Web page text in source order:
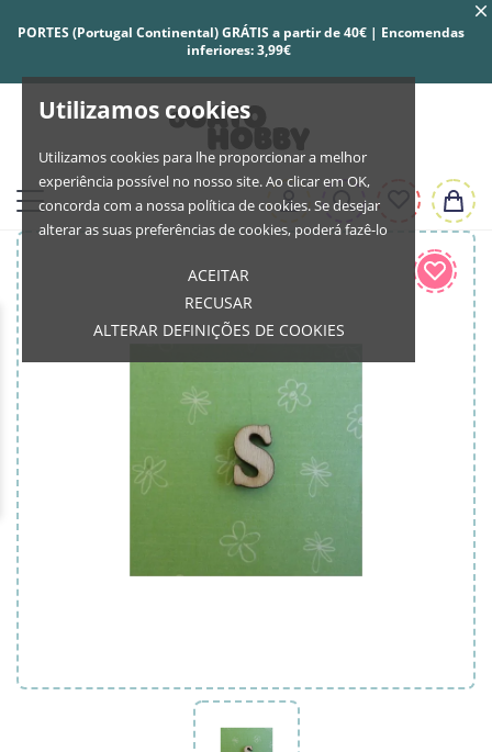
Utilizamos cookies
Utilizamos cookies para lhe proporcionar a melhor
experiência possível no nosso site. Ao clicar em OK,
concorda com a nossa política de cookies. Se desejar
alterar as suas preferências de cookies, poderá fazê-lo
ACEITAR
RECUSAR
ALTERAR DEFINIÇÕES DE COOKIES
PORTES (Portugal Continental) GRÁTIS a partir de 40€ | Encomendas
inferiores: 3,99€